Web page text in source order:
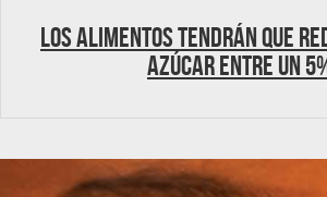
Los alimentos tendrán que
azúcar entre un